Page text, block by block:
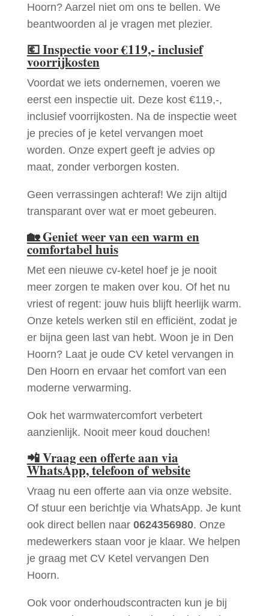
Hoorn? Aarzel niet om ons te bellen. We
beantwoorden al je vragen met plezier.
💶Inspectie voor €119,- inclusief
voorrijkosten
Voordat we iets ondernemen, voeren we
eerst een inspectie uit. Deze kost €119,-,
inclusief voorrijkosten. Na de inspectie weet
je precies of je ketel vervangen moet
worden. Onze expert geeft je advies op
maat, zonder verborgen kosten.
Geen verrassingen achteraf! We zijn altijd
transparant over wat er moet gebeuren.
🏡Geniet weer van een warm en
comfortabel huis
Met een nieuwe cv-ketel hoef je je nooit
meer zorgen te maken over kou. Of het nu
vriest of regent: jouw huis blijft heerlijk warm.
Onze ketels werken stil en efficiënt, zodat je
er bijna geen last van hebt. Woon je in Den
Hoorn? Laat je oude CV ketel vervangen in
Den Hoorn en ervaar het comfort van een
moderne verwarming.
Ook het warmwatercomfort verbetert
aanzienlijk. Nooit meer koud douchen!
📲Vraag een offerte aan via
WhatsApp, telefoon of website
Vraag nu een offerte aan via onze website.
Of stuur een berichtje via WhatsApp. Je kunt
ook direct bellen naar 0624356980. Onze
medewerkers staan voor je klaar. We helpen
je graag met CV Ketel vervangen Den
Hoorn.
Ook voor onderhoudscontracten kun je bij